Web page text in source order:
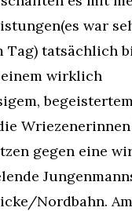
war
Tag) tatsächlich
wirklich
gegen eine
Nordbahn.